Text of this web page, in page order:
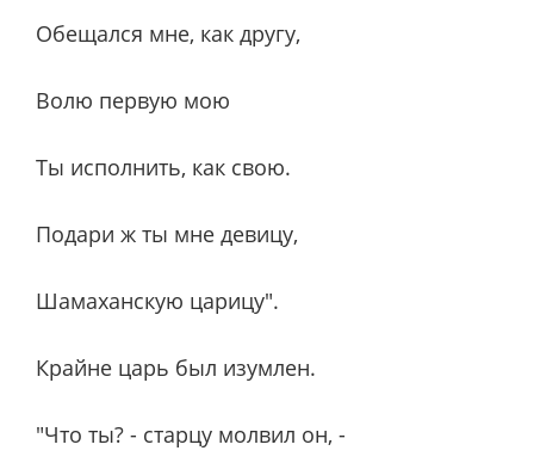
Обещался мне, как другу,
Волю первую мою
Ты исполнить, как свою.
Подари ж ты мне девицу,
Шамаханскую царицу".
Крайне царь был изумлен.
"Что ты? - старцу молвил он, -